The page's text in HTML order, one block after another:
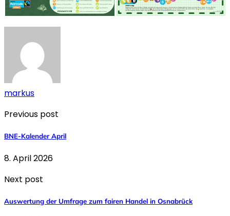
markus
Previous post
BNE-Kalender April
8. April 2026
Next post
Auswertung der Umfrage zum fairen Handel in Osnabrück